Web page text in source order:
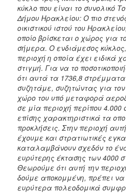
κύκλο που είναι το συνολικό
Δήμου Ηρακλείου: Ο πιο
οικιστικού ιστού του
οποίο βρίσκεται ο χώρος για
σήμερα. Ο ενδιάμεσος
περιοχή η οποία έχει ειδικά
στιγμή. Για να το
ότι αυτά τα 1736,8
συζητάμε, συζητώντας για
χώρο του υπό μεταφορά
σε μία περιοχή περίπου
επίσης χαρακτηριστικά τα
προκλήσεις. Στην περιοχή
έχουμε και στρατιωτικές
καταλαμβάνουν σχεδόν το
ευρύτερης έκτασης των 4000
Θεωρούμε ότι αυτή την
δούμε αποκομμένη, πρέπει
ευρύτερα πολεοδομικά